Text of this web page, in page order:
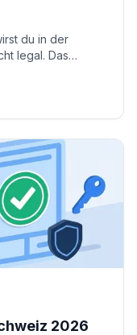
du in der
legal. Das
2026